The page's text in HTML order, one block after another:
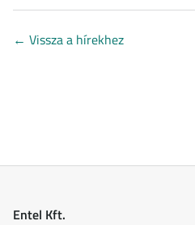
← Vissza a hírekhez
Entel Kft.